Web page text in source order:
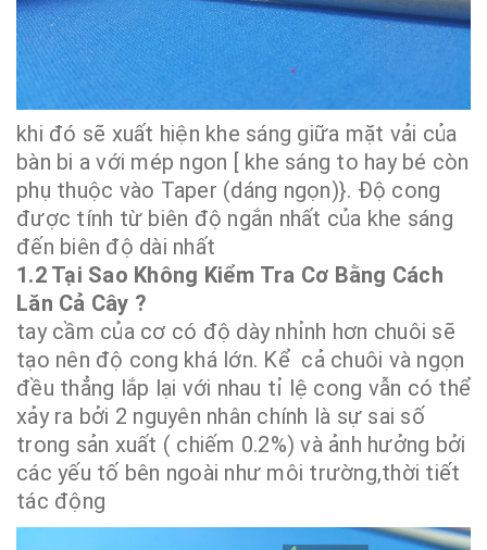
khi đó sẽ xuất hiện khe sáng giữa mặt vải của
bàn bi a với mép ngon [ khe sáng to hay bé còn
phụ thuộc vào Taper (dáng ngọn)}. Độ cong
được tính từ biên độ ngắn nhất của khe sáng
đến biên độ dài nhất
1.2 Tại Sao Không Kiểm Tra Cơ Bằng Cách
Lăn Cả Cây ?
tay cầm của cơ có độ dày nhỉnh hơn chuôi sẽ
tạo nên độ cong khá lớn. Kể cả chuôi và ngọn
đều thẳng lắp lại với nhau tỉ lệ cong vẫn có thể
xảy ra bởi 2 nguyên nhân chính là sự sai số
trong sản xuất ( chiếm 0.2%) và ảnh hưởng bởi
các yếu tố bên ngoài như môi trường,thời tiết
tác động